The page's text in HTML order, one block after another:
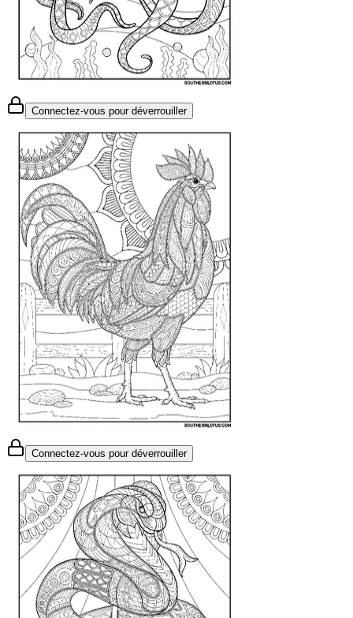
Connectez-vous pour déverrouiller
Connectez-vous pour déverrouiller